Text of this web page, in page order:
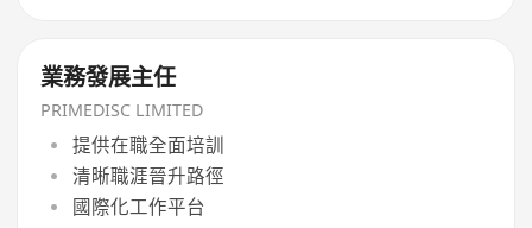
業務發展主任
PRIMEDISC LIMITED
提供在職全面培訓
清晰職涯晉升路徑
國際化工作平台